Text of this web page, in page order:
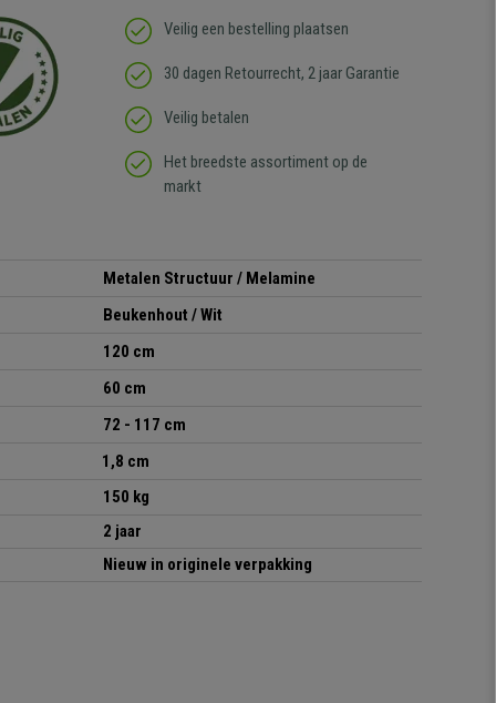
Veilig een bestelling plaatsen
30 dagen Retourrecht, 2 jaar Garantie
Veilig betalen
Het breedste assortiment op de
markt
Metalen Structuur / Melamine
Beukenhout / Wit
120 cm
60 cm
72 - 117 cm
1,8 cm
150 kg
2 jaar
Nieuw in originele verpakking